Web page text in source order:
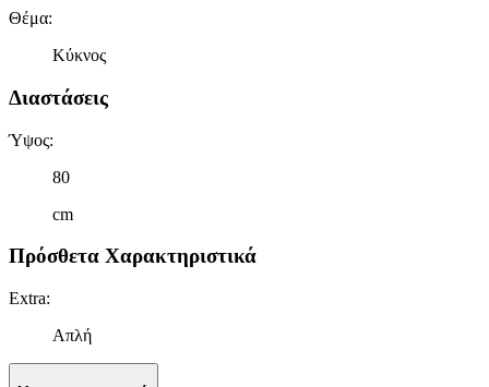
Θέμα:
Κύκνος
Διαστάσεις
Ύψος:
80
cm
Πρόσθετα Χαρακτηριστικά
Extra:
Απλή